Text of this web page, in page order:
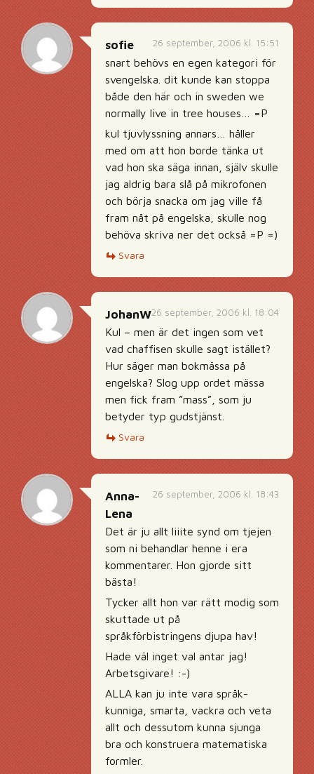
26 september, 2006 kl. 15:51
sofie
snart behövs en egen kategori för
svengelska. dit kunde kan stoppa
både den här och in sweden we
normally live in tree houses… =P
kul tjuvlyssning annars… håller
med om att hon borde tänka ut
vad hon ska säga innan, själv skulle
jag aldrig bara slå på mikrofonen
och börja snacka om jag ville få
fram nåt på engelska, skulle nog
behöva skriva ner det också =P =)
Svara
26 september, 2006 kl. 18:04
JohanW
Kul – men är det ingen som vet
vad chaffisen skulle sagt istället?
Hur säger man bokmässa på
engelska? Slog upp ordet mässa
men fick fram ”mass”, som ju
betyder typ gudstjänst.
Svara
26 september, 2006 kl. 18:43
Anna-
Lena
Det är ju allt liiite synd om tjejen
som ni behandlar henne i era
kommentarer. Hon gjorde sitt
bästa!
Tycker allt hon var rätt modig som
skuttade ut på
språkförbistringens djupa hav!
Hade väl inget val antar jag!
Arbetsgivare! :-)
ALLA kan ju inte vara språk-
kunniga, smarta, vackra och veta
allt och dessutom kunna sjunga
bra och konstruera matematiska
formler.